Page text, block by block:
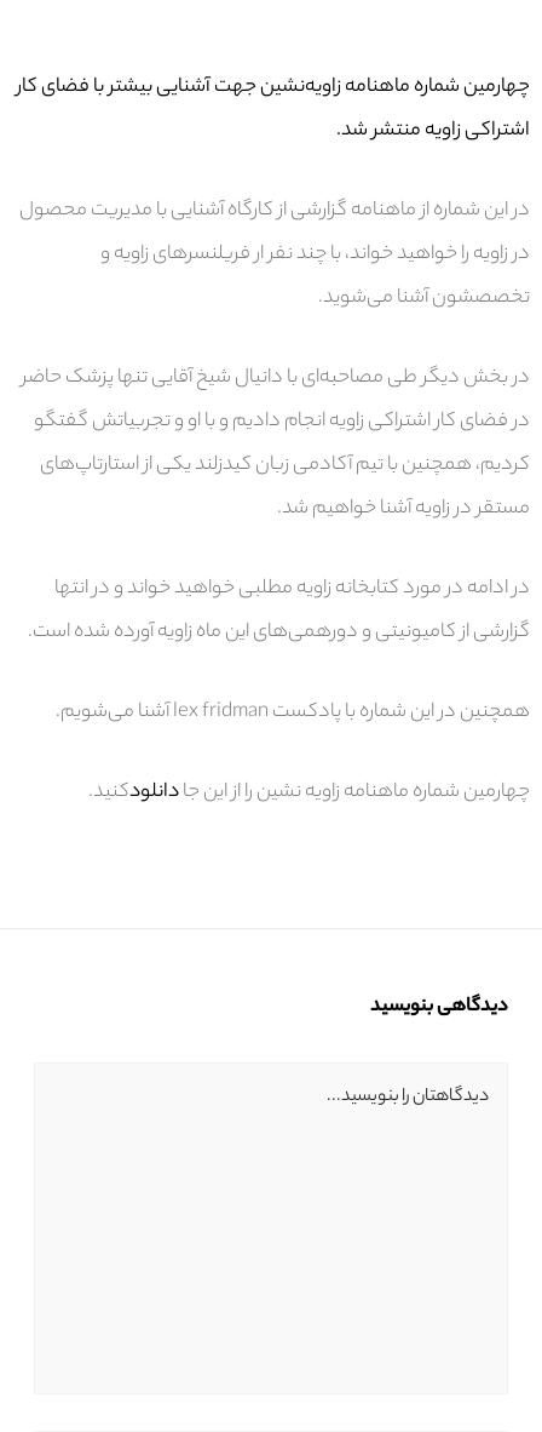
چهارمین شماره ماهنامه زاویه‌نشین جهت آشنایی بیشتر با فضای کار
اشتراکی زاویه منتشر شد.
در این شماره از ماهنامه گزارشی از کارگاه آشنایی با مدیریت محصول
در زاویه را خواهید خواند، با چند نفر ار فریلنسرهای زاویه و
تخصصشون آشنا می‌شوید.
در بخش دیگر طی مصاحبه‌ای با دانیال شیخ آقایی تنها پزشک حاضر
در فضای کار اشتراکی زاویه انجام دادیم و با او و تجربیاتش گفتگو
کردیم، همچنین با تیم آکادمی زبان کیدزلند یکی از استارتاپ‌های
مستقر در زاویه آشنا خواهیم شد.
در ادامه در مورد کتابخانه زاویه مطلبی خواهید خواند و در انتها
گزارشی از کامیونیتی و دورهمی‌های این ماه زاویه آورده شده است.
همچنین در این شماره با پادکست آشنا می‌شویم.
چهارمین شماره ماهنامه زاویه نشین را از این جادانلودکنید.
دیدگاهی بنویسید
دیدگاهتان را بنویسید...